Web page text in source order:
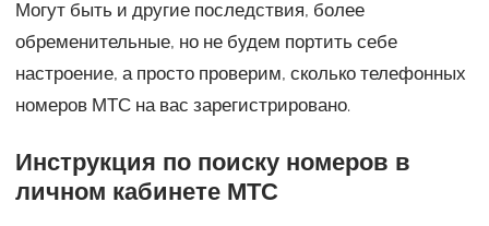
Могут быть и другие последствия, более
обременительные, но не будем портить себе
настроение, а просто проверим, сколько телефонных
номеров МТС на вас зарегистрировано.
Инструкция по поиску номеров в
личном кабинете МТС